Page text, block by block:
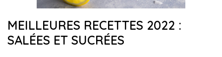
MEILLEURES RECETTES 2022 :
SALÉES ET SUCRÉES